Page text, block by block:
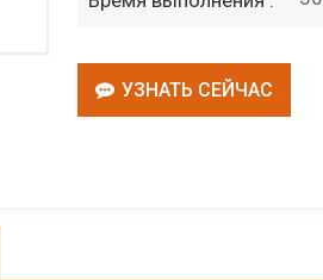
УЗНАТЬ СЕЙЧАС